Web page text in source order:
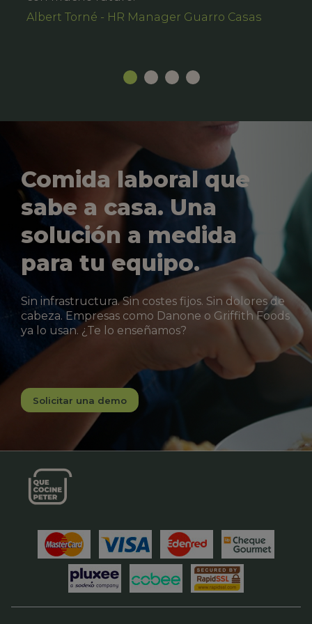
Albert Torné - HR Manager Guarro Casas
Comida laboral que
sabe a casa. Una
solución a medida
para tu equipo.
Sin infrastructura. Sin costes fijos. Sin dolores de
cabeza. Empresas como Danone o Griffith Foods
ya lo usan. ¿Te lo enseñamos?
Solicitar una demo